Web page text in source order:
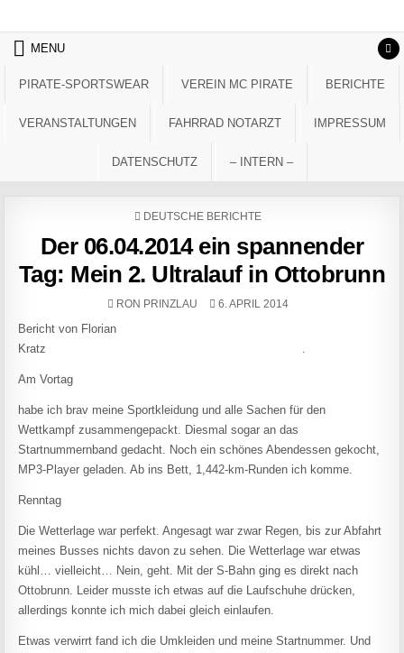
MENU
PIRATE-SPORTSWEAR VEREIN MC PIRATE BERICHTE
VERANSTALTUNGEN FAHRRAD NOTARZT IMPRESSUM
DATENSCHUTZ – INTERN –
POSTED IN
DEUTSCHE BERICHTE
Der 06.04.2014 ein spannender
Tag: Mein 2. Ultralauf in Ottobrunn
AUTHOR:
RON PRINZLAU PUBLISHED DATE:
6. APRIL 2014
Bericht von Florian
Kratz .
Am Vortag
habe ich brav meine Sportkleidung und alle Sachen für den
Wettkampf zusammengepackt. Diesmal sogar an das
Startnummernband gedacht. Noch ein schönes Abendessen gekocht,
MP3-Player geladen. Ab ins Bett, 1,442-km-Runden ich komme.
Renntag
Die Wetterlage war perfekt. Angesagt war zwar Regen, bis zur Abfahrt
meines Busses nichts davon zu sehen. Die Wetterlage war etwas
kühl… vielleicht… Nein, geht. Mit der S-Bahn ging es direkt nach
Ottobrunn. Leider musste ich etwas auf die Laufschuhe drücken,
allerdings konnte ich mich dabei gleich einlaufen.
Etwas verwirrt fand ich die Umkleiden und meine Startnummer. Und